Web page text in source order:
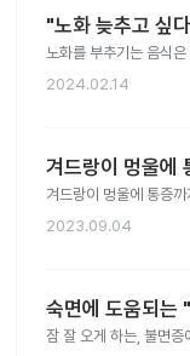
"노화 늦추고 싶
노화를 부추기는 음식
2024.02.14
겨드랑이 멍울에
겨드랑이 멍울에 통증
2023.09.04
숙면에 도움되는
잠 잘 오게 하는, 불면